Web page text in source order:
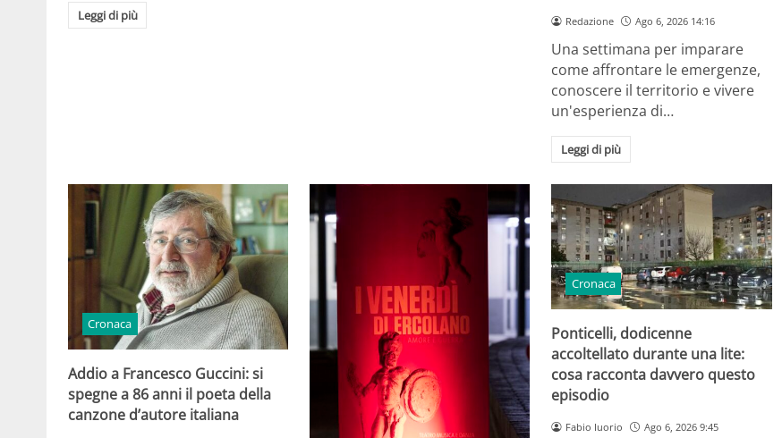
Leggi di più Redazione Ago 6, 2026 14:16
Una settimana per imparare
come affrontare le emergenze,
conoscere il territorio e vivere
un'esperienza di…
Leggi di più
Cronaca
Addio a Francesco Guccini: si
spegne a 86 anni il poeta della
canzone d’autore italiana
Cronaca
Ponticelli, dodicenne
accoltellato durante una lite:
cosa racconta davvero questo
episodio
Fabio Iuorio Ago 6, 2026 9:45